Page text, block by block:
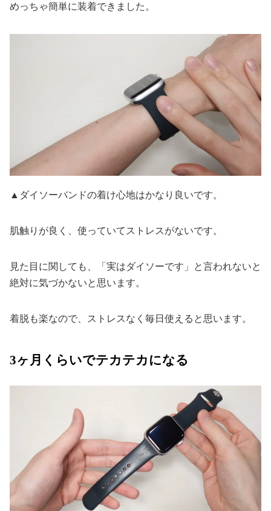
めっちゃ簡単に装着できました。
▲ダイソーバンドの着け心地はかなり良いです。
肌触りが良く、使っていてストレスがないです。
見た目に関しても、「実はダイソーです」と言われないと
絶対に気づかないと思います。
着脱も楽なので、ストレスなく毎日使えると思います。
3ヶ月くらいでテカテカになる